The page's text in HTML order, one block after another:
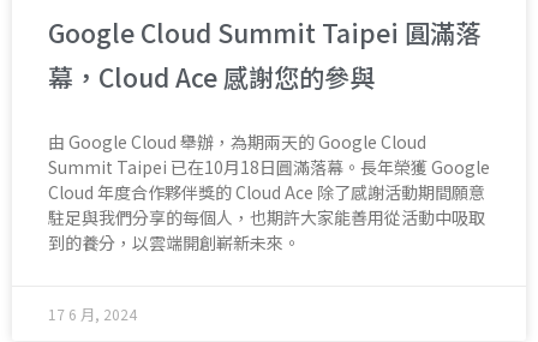
Google Cloud Summit Taipei 圓滿落
幕，Cloud Ace 感謝您的參與
由 Google Cloud 舉辦，為期兩天的 Google Cloud
Summit Taipei 已在10月18日圓滿落幕。長年榮獲 Google
Cloud 年度合作夥伴獎的 Cloud Ace 除了感謝活動期間願意
駐足與我們分享的每個人，也期許大家能善用從活動中吸取
到的養分，以雲端開創嶄新未來。
17 6 月, 2024